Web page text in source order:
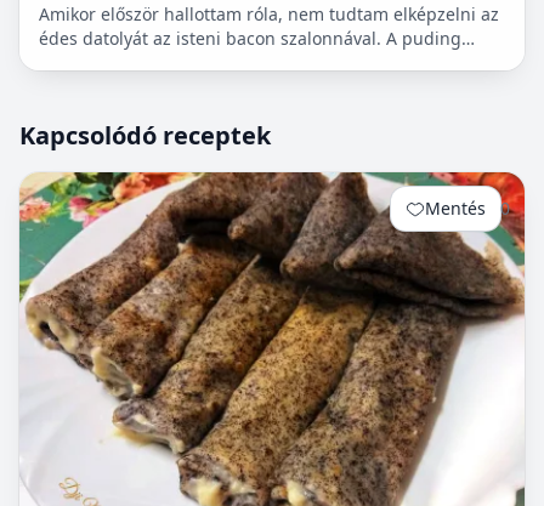
Amikor először hallottam róla, nem tudtam elképzelni az
édes datolyát az isteni bacon szalonnával. A puding
Kapcsolódó receptek
Mentés 0